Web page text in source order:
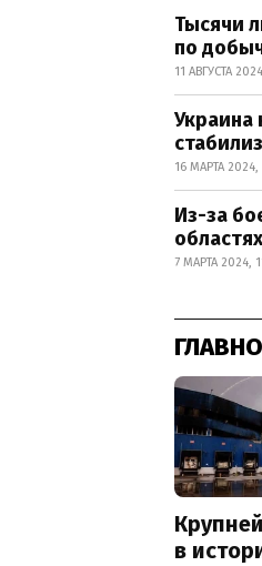
Тысячи
по
11 АВГУСТА
Украина
16 МАРТА 2024,
Из-за
областях
7 МАРТА 2024,
в